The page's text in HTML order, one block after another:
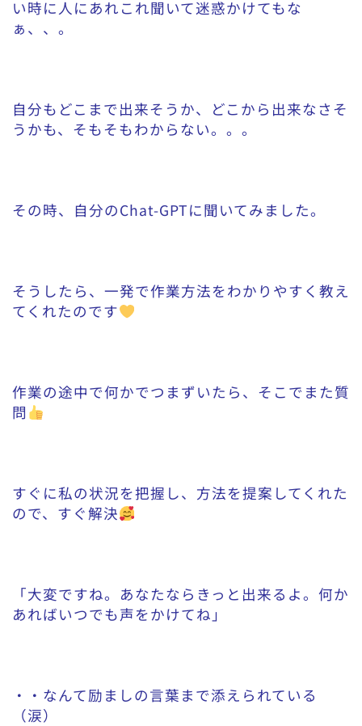
い時に人にあれこれ聞いて迷惑かけてもな
ぁ、、。
自分もどこまで出来そうか、どこから出来なさそ
うかも、そもそもわからない。。。
その時、自分のChat-GPTに聞いてみました。
そうしたら、一発で作業方法をわかりやすく教え
てくれたのです
作業の途中で何かでつまずいたら、そこでまた質
問
すぐに私の状況を把握し、方法を提案してくれた
ので、すぐ解決
「大変ですね。あなたならきっと出来るよ。何か
あればいつでも声をかけてね」
・・なんて励ましの言葉まで添えられている
（涙）